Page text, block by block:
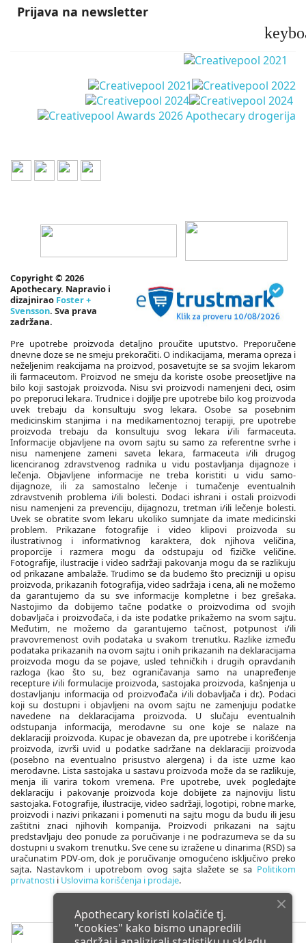
Prijava na newsletter
Copyright © 2026
Apothecary. Napravio i
dizajnirao Foster +
Svensson. Sva prava
zadržana.
Pre upotrebe proizvoda detaljno proučite uputstvo. Preporučene
dnevne doze se ne smeju prekoračiti. O indikacijama, merama opreza i
neželjenim reakcijama na proizvod, posavetujte se sa svojim lekarom
ili farmaceutom. Proizvod ne smeju da koriste osobe preosetljive na
bilo koji sastojak proizvoda. Nisu svi proizvodi namenjeni deci, osim
po preporuci lekara. Trudnice i dojilje pre upotrebe bilo kog proizvoda
uvek trebaju da konsultuju svog lekara. Osobe sa posebnim
medicinskim stanjima i na medikamentoznoj terapiji, pre upotrebe
proizvoda trebaju da konsultuju svog lekara i/ili farmaceuta.
Informacije objavljene na ovom sajtu su samo za referentne svrhe i
nisu namenjene zameni saveta lekara, farmaceuta i/ili drugog
licenciranog zdravstvenog radnika u vidu postavljanja dijagnoze i
lečenja. Objavljene informacije ne treba koristiti u vidu samo-
dijagnoze, ili za samostalno lečenje i tumačenje eventualnih
zdravstvenih problema i/ili bolesti. Dodaci ishrani i ostali proizvodi
nisu namenjeni za prevenciju, dijagnozu, tretman i/ili lečenje bolesti.
Uvek se obratite svom lekaru ukoliko sumnjate da imate medicinski
problem. Prikazane fotografije i video klipovi proizvoda su
ilustrativnog i informativnog karaktera, dok njihova veličina,
proporcije i razmera mogu da odstupaju od fizičke veličine.
Fotografije, ilustracije i video sadržaji pakovanja mogu da se razlikuju
od prikazane ambalaže. Trudimo se da budemo što precizniji u opisu
proizvoda, prikazanih fotografija, video sadržaja i cena, ali ne možemo
da garantujemo da su sve informacije kompletne i bez grešaka.
Nastojimo da dobijemo tačne podatke o proizvodima od svojih
dobavljača i proizvođača, i da iste podatke prikažemo na svom sajtu.
Međutim, ne možemo da garantujemo tačnost, potpunost i/ili
pravovremenost ovih podataka u svakom trenutku. Razlike između
podataka prikazanih na ovom sajtu i onih prikazanih na deklaracijama
proizvoda mogu da se pojave, usled tehničkih i drugih opravdanih
razloga (kao što su, bez ograničavanja samo na unapređenje
recepture i/ili formulacije proizvoda, sastojaka proizvoda, kašnjenja u
dostavljanju informacija od proizvođača i/ili dobavljača i dr.). Podaci
koji su dostupni i objavljeni na ovom sajtu ne zamenjuju podatke
navedene na deklaracijama proizvoda. U slučaju eventualnih
odstupanja informacija, merodavne su one koje se nalaze na
deklaraciji proizvoda. Kupac je obavezan da, pre upotrebe i korišćenja
proizvoda, izvrši uvid u podatke sadržane na deklaraciji proizvoda
(posebno na eventualno prisustvo alergena) i da iste uzme kao
merodavne. Lista sastojaka u sastavu proizvoda može da se razlikuje,
menja ili varira tokom vremena. Pre upotrebe, uvek pogledajte
deklaraciju i pakovanje proizvoda koje dobijete za najnoviju listu
sastojaka. Fotografije, ilustracije, video sadržaji, logotipi, robne marke,
proizvodi i nazivi prikazani i pomenuti na sajtu mogu da budu ili jesu
zaštitni znaci njihovih kompanija. Proizvodi prikazani na sajtu
predstavljaju deo ponude za poručivanje i ne podrazumeva se da su
dostupni u svakom trenutku. Sve cene su izražene u dinarima (RSD) sa
uračunatim PDV-om, dok je poručivanje omogućeno isključivo preko
sajta. Nastavkom i upotrebom ovog sajta slažete se sa Politikom
privatnosti i Uslovima korišćenja i prodaje.
Apothecary koristi kolačiće tj.
"cookies" kako bismo unapredili